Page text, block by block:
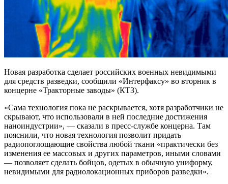
Новая разработка сделает российских военных невидимыми
для средств разведки, сообщили «Интерфаксу» во вторник в
концерне «Тракторные заводы» (КТЗ).
«Сама технология пока не раскрывается, хотя разработчики не
скрывают, что использовали в ней последние достижения
наноиндустрии», — сказали в пресс-службе концерна. Там
пояснили, что новая технология позволит придать
радиопоглощающие свойства любой ткани «практически без
изменения ее массовых и других параметров, иными словами
— позволяет сделать бойцов, одетых в обычную униформу,
невидимыми для радиолокационных приборов разведки».